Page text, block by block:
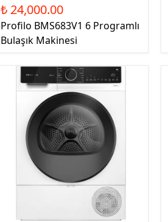
₺ 24,000.00
Profilo BMS683V1 6 Programlı
Bulaşık Makinesi